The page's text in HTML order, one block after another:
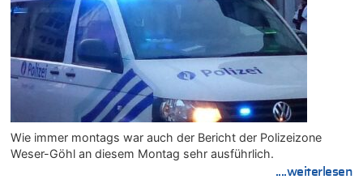
Wie immer montags war auch der Bericht der Polizeizone
Weser-Göhl an diesem Montag sehr ausführlich.
....weiterlesen